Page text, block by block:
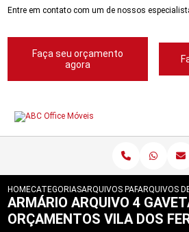
Entre em contato com um de nossos
Faça seu orçamento
agora
HOMECATEGORIASARQUIVOS PARAARQUIVOS
ARMÁRIO ARQUIVO 4
ORÇAMENTOS VILA DOS